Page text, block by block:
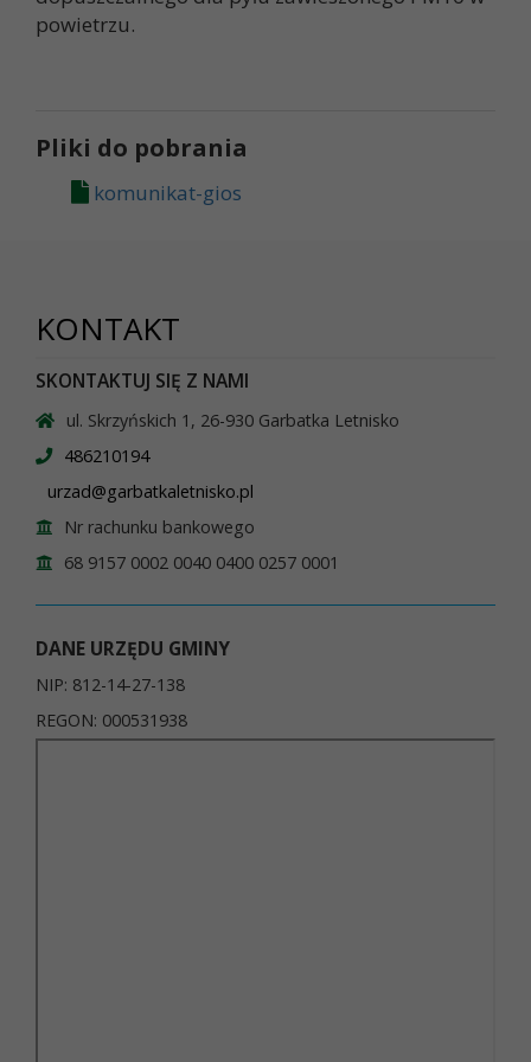
powietrzu.
Pliki do pobrania
komunikat-gios
KONTAKT
SKONTAKTUJ SIĘ Z NAMI
ul. Skrzyńskich 1, 26-930 Garbatka Letnisko
486210194
urzad@garbatkaletnisko.pl
Nr rachunku bankowego
68 9157 0002 0040 0400 0257 0001
DANE URZĘDU GMINY
NIP: 812-14-27-138
REGON: 000531938